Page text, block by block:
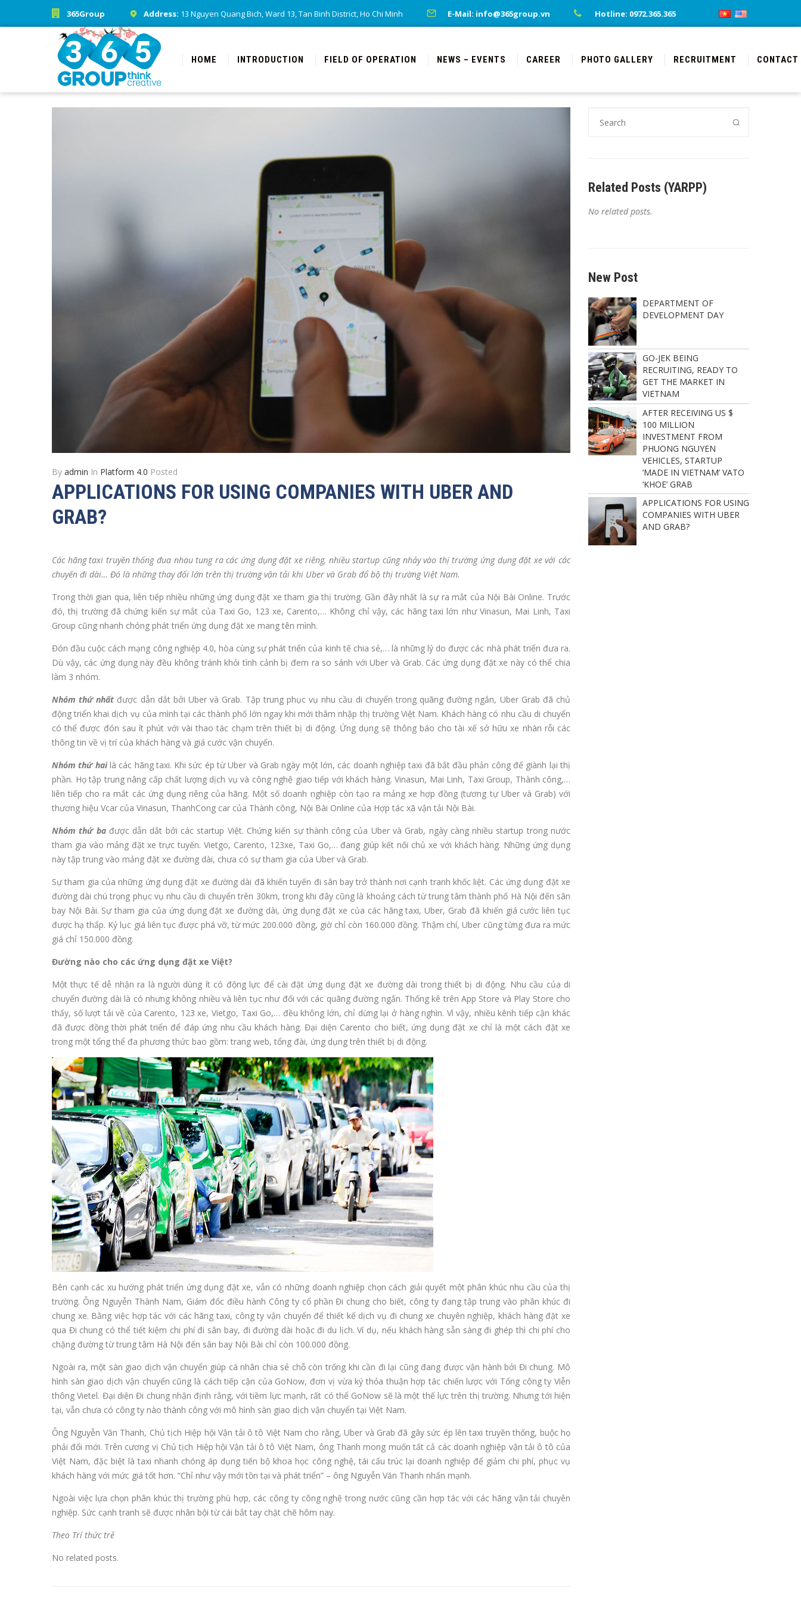
365Group Address: 13 Nguyen Quang Bich, Ward 13, Tan Binh District, Ho Chi Minh E-Mail: info@365group.vn Hotline: 0972.365.365
HOME INTRODUCTION FIELD OF OPERATION NEWS – EVENTS CAREER PHOTO GALLERY RECRUITMENT CONTACT
By admin In Platform 4.0 Posted
APPLICATIONS FOR USING COMPANIES WITH UBER AND
GRAB?
Các hãng taxi truyền thống đua nhau tung ra các ứng dụng đặt xe riêng, nhiều startup cũng nhảy vào thị trường ứng dụng đặt xe với các
chuyến đi dài… Đó là những thay đổi lớn trên thị trường vận tải khi Uber và Grab đổ bộ thị trường Việt Nam.
Trong thời gian qua, liên tiếp nhiều những ứng dụng đặt xe tham gia thị trường. Gần đây nhất là sự ra mắt của Nội Bài Online. Trước
đó, thị trường đã chứng kiến sự mắt của Taxi Go, 123 xe, Carento,… Không chỉ vậy, các hãng taxi lớn như Vinasun, Mai Linh, Taxi
Group cũng nhanh chóng phát triển ứng dụng đặt xe mang tên mình.
Đón đầu cuộc cách mạng công nghiệp 4.0, hòa cùng sự phát triển của kinh tế chia sẻ,… là những lý do được các nhà phát triển đưa ra.
Dù vậy, các ứng dụng này đều không tránh khỏi tình cảnh bị đem ra so sánh với Uber và Grab. Các ứng dụng đặt xe này có thể chia
làm 3 nhóm.
Nhóm thứ nhất được dẫn dắt bởi Uber và Grab. Tập trung phục vụ nhu cầu di chuyển trong quãng đường ngắn, Uber Grab đã chủ
động triển khai dịch vụ của mình tại các thành phố lớn ngay khi mới thâm nhập thị trường Việt Nam. Khách hàng có nhu cầu di chuyển
có thể được đón sau ít phút với vài thao tác chạm trên thiết bị di động. Ứng dụng sẽ thông báo cho tài xế sở hữu xe nhàn rỗi các
thông tin về vị trí của khách hàng và giá cước vận chuyển.
Nhóm thứ hailà các hãng taxi. Khi sức ép từ Uber và Grab ngày một lớn, các doanh nghiệp taxi đã bắt đầu phản công để giành lại thị
phần. Họ tập trung nâng cấp chất lượng dịch vụ và công nghệ giao tiếp với khách hàng. Vinasun, Mai Linh, Taxi Group, Thành công,…
liên tiếp cho ra mắt các ứng dụng riêng của hãng. Một số doanh nghiệp còn tạo ra mảng xe hợp đồng (tương tự Uber và Grab) với
thương hiệu Vcar của Vinasun, ThanhCong car của Thành công, Nội Bài Online của Hợp tác xã vận tải Nội Bài.
Nhóm thứ bađược dẫn dắt bởi các startup Việt. Chứng kiến sự thành công của Uber và Grab, ngày càng nhiều startup trong nước
tham gia vào mảng đặt xe trực tuyến. Vietgo, Carento, 123xe, Taxi Go,… đang giúp kết nối chủ xe với khách hàng. Những ứng dụng
này tập trung vào mảng đặt xe đường dài, chưa có sự tham gia của Uber và Grab.
Sự tham gia của những ứng dụng đặt xe đường dài đã khiến tuyến đi sân bay trở thành nơi cạnh tranh khốc liệt. Các ứng dụng đặt xe
đường dài chú trọng phục vụ nhu cầu di chuyển trên 30km, trong khi đây cũng là khoảng cách từ trung tâm thành phố Hà Nội đến sân
bay Nội Bài. Sự tham gia của ứng dụng đặt xe đường dài, ứng dụng đặt xe của các hãng taxi, Uber, Grab đã khiến giá cước liên tục
được hạ thấp. Kỷ lục giá liên tục được phá vỡ, từ mức 200.000 đồng, giờ chỉ còn 160.000 đồng. Thậm chí, Uber cũng từng đưa ra mức
giá chỉ 150.000 đồng.
Đường nào cho các ứng dụng đặt xe Việt?
Một thực tế dễ nhận ra là người dùng ít có động lực để cài đặt ứng dụng đặt xe đường dài trong thiết bị di động. Nhu cầu của di
chuyển đường dài là có nhưng không nhiều và liên tục như đối với các quãng đường ngắn. Thống kê trên App Store và Play Store cho
thấy, số lượt tải về của Carento, 123 xe, Vietgo, Taxi Go,… đều không lớn, chỉ dừng lại ở hàng nghìn. Vì vậy, nhiều kênh tiếp cận khác
đã được đồng thời phát triển để đáp ứng nhu cầu khách hàng. Đại diện Carento cho biết, ứng dụng đặt xe chỉ là một cách đặt xe
trong một tổng thể đa phương thức bao gồm: trang web, tổng đài, ứng dụng trên thiết bị di động.
Bên cạnh các xu hướng phát triển ứng dụng đặt xe, vẫn có những doanh nghiệp chọn cách giải quyết một phân khúc nhu cầu của thị
trường. Ông Nguyễn Thành Nam, Giám đốc điều hành Công ty cổ phần Đi chung cho biết, công ty đang tập trung vào phân khúc đi
chung xe. Bằng việc hợp tác với các hãng taxi, công ty vận chuyển để thiết kế dịch vụ đi chung xe chuyên nghiệp, khách hàng đặt xe
qua Đi chung có thể tiết kiệm chi phí đi sân bay, đi đường dài hoặc đi du lịch. Ví dụ, nếu khách hàng sẵn sàng đi ghép thì chi phí cho
chặng đường từ trung tâm Hà Nội đến sân bay Nội Bài chỉ còn 100.000 đồng.
Ngoài ra, một sàn giao dịch vận chuyển giúp cá nhân chia sẻ chỗ còn trống khi cần đi lại cũng đang được vận hành bởi Đi chung. Mô
hình sàn giao dịch vận chuyển cũng là cách tiếp cận của GoNow, đơn vị vừa ký thỏa thuận hợp tác chiến lược với Tổng công ty Viễn
thông Vietel. Đại diện Đi chung nhận định rằng, với tiềm lực mạnh, rất có thể GoNow sẽ là một thế lực trên thị trường. Nhưng tới hiện
tại, vẫn chưa có công ty nào thành công với mô hình sàn giao dịch vận chuyển tại Việt Nam.
Ông Nguyễn Văn Thanh, Chủ tịch Hiệp hội Vận tải ô tô Việt Nam cho rằng, Uber và Grab đã gây sức ép lên taxi truyền thống, buộc họ
phải đổi mới. Trên cương vị Chủ tịch Hiệp hội Vận tải ô tô Việt Nam, ông Thanh mong muốn tất cả các doanh nghiệp vận tải ô tô của
Việt Nam, đặc biệt là taxi nhanh chóng áp dụng tiến bộ khoa học công nghệ, tái cấu trúc lại doanh nghiệp để giảm chi phí, phục vụ
khách hàng với mức giá tốt hơn. “Chỉ như vậy mới tồn tại và phát triển” – ông Nguyễn Văn Thanh nhấn mạnh.
Ngoài việc lựa chọn phân khúc thị trường phù hợp, các công ty công nghệ trong nước cũng cần hợp tác với các hãng vận tải chuyên
nghiệp. Sức cạnh tranh sẽ được nhân bội từ cái bắt tay chặt chẽ hôm nay.
Theo Trí thức trẻ
No related posts.
Related Posts (YARPP)
No related posts.
New Post
DEPARTMENT OF
DEVELOPMENT DAY
GO-JEK BEING
RECRUITING, READY TO
GET THE MARKET IN
VIETNAM
AFTER RECEIVING US $
100 MILLION
INVESTMENT FROM
PHUONG NGUYEN
VEHICLES, STARTUP
‘MADE IN VIETNAM’ VATO
‘KHOE’ GRAB
APPLICATIONS FOR USING
COMPANIES WITH UBER
AND GRAB?